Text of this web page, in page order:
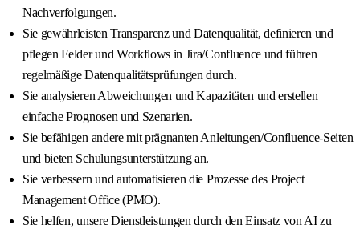
Nachverfolgungen.
Sie gewährleisten Transparenz und Datenqualität, definieren und
pflegen Felder und Workflows in Jira/Confluence und führen
regelmäßige Datenqualitätsprüfungen durch.
Sie analysieren Abweichungen und Kapazitäten und erstellen
einfache Prognosen und Szenarien.
Sie befähigen andere mit prägnanten Anleitungen/Confluence-Seiten
und bieten Schulungsunterstützung an.
Sie verbessern und automatisieren die Prozesse des Project
Management Office (PMO).
Sie helfen, unsere Dienstleistungen durch den Einsatz von AI zu